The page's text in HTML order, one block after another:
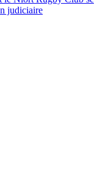
judiciaire